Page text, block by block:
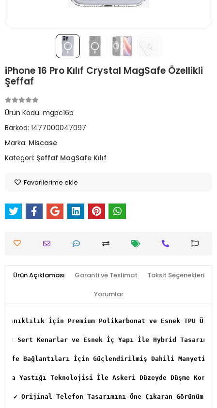
iPhone 16 Pro Kılıf Crystal MagSafe Özellikli
Şeffaf
Ürün Kodu: mgpc16p
Barkod: 1477000047097
Marka: Miscase
Kategori: Şeffaf MagSafe Kılıf
Favorilerime ekle
Ürün Açıklaması Garanti ve Teslimat Taksit Seçenekleri
Yorumlar
İçin Premium Polikarbonat ve Esnek TPU
✔ Sert Kenarlar ve Esnek İç Yapı İle Hybrid Tasarım
Bağlantıları İçin Güçlendirilmiş Dahili Manyetik
Yastığı Teknolojisi İle Askeri Düzeyde Düşme
✔ Orijinal Telefon Tasarımını Öne Çıkaran Görünüm